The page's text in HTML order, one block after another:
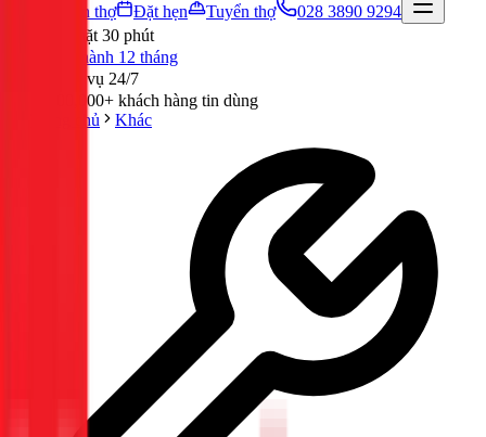
Tuyển thợ
Đặt hẹn Tuyển thợ
028 3890 9294
Có mặt 30 phút
Bảo hành 12 tháng
Phục vụ 24/7
300,000+ khách hàng tin dùng
Trang chủ
Khác